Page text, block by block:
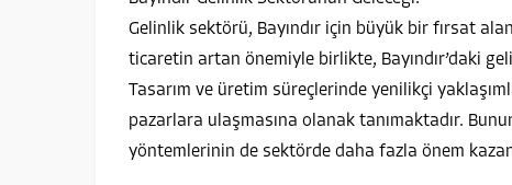
Gelinlik sektörü, Bayındır için büyük bir fırsat
ticaretin artan önemiyle birlikte, Bayındır’daki
Tasarım ve üretim süreçlerinde yenilikçi
pazarlara ulaşmasına olanak tanımaktadır.
yöntemlerinin de sektörde daha fazla önem